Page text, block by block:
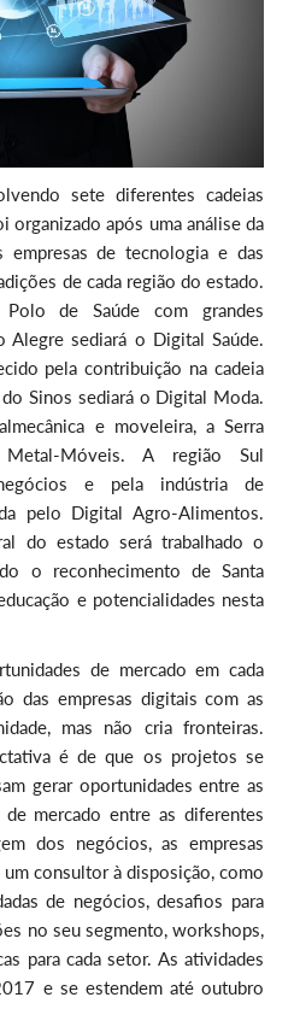
sete diferentes cadeias
organizado após uma análise da
empresas de tecnologia e das
de cada região do estado.
Polo de Saúde com grandes
Alegre sediará o Digital Saúde.
pela contribuição na cadeia
Sinos sediará o Digital Moda.
e moveleira, a Serra
Móveis. A região Sul
e pela indústria de
pelo Digital Agro-Alimentos.
do estado será trabalhado o
o reconhecimento de Santa
e potencialidades nesta
de mercado em cada
das empresas digitais com as
mas não cria fronteiras.
é de que os projetos se
gerar oportunidades entre as
de mercado entre as diferentes
dos negócios, as empresas
consultor à disposição, como
de negócios, desafios para
no seu segmento, workshops,
para cada setor. As atividades
e se estendem até outubro